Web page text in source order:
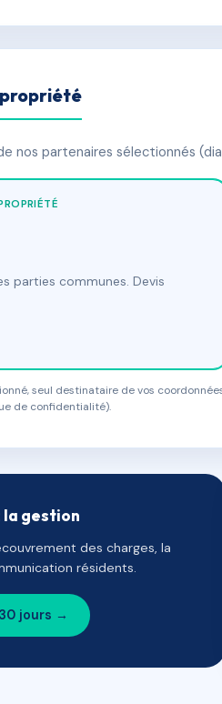
nos partenaires sélectionnés
parties communes. Devis
seul destinataire de vos
de confidentialité).
gestion
des charges, la
résidents.
jours →